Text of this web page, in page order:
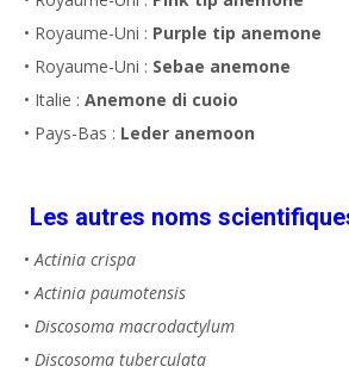
• Royaume-Uni : Purple tip anemone
• Royaume-Uni : Sebae anemone
• Italie : Anemone di cuoio
• Pays-Bas : Leder anemoon
Les autres noms
• Actinia crispa
• Actinia paumotensis
• Discosoma macrodactylum
• Discosoma tuberculata